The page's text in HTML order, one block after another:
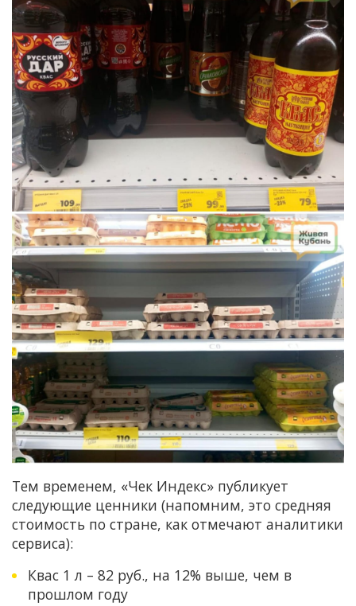
Тем временем, «Чек Индекс» публикует
следующие ценники (напомним, это средняя
стоимость по стране, как отмечают аналитики
сервиса):
Квас 1 л – 82 руб., на 12% выше, чем в
прошлом году